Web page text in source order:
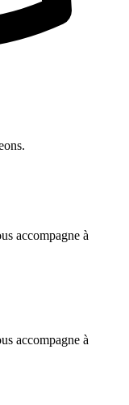
accompagne à
accompagne à